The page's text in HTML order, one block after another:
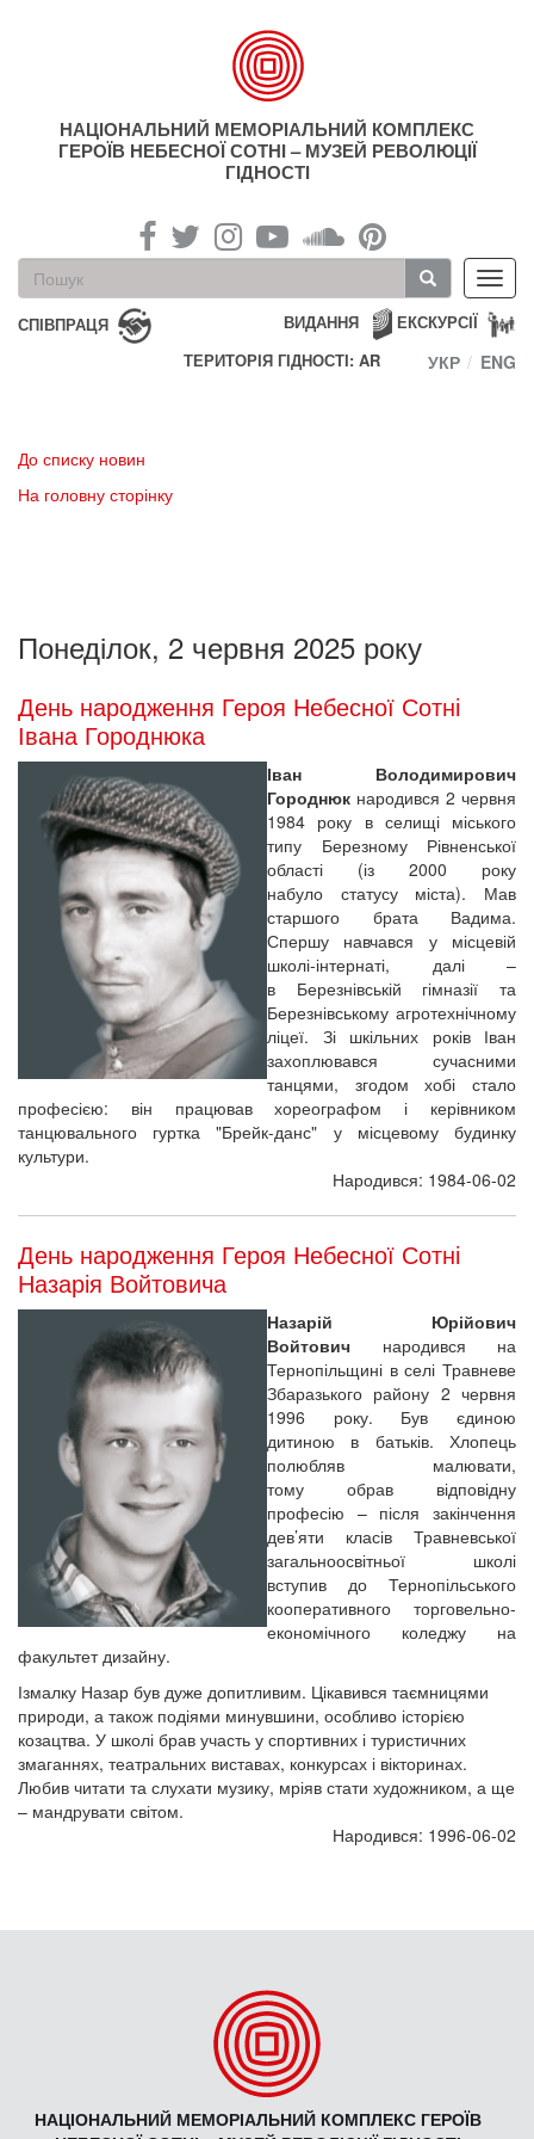
НАЦІОНАЛЬНИЙ МЕМОРІАЛЬНИЙ КОМПЛЕКС
ГЕРОЇВ НЕБЕСНОЇ СОТНІ – МУЗЕЙ РЕВОЛЮЦІЇ
ГІДНОСТІ
Пошукова
форма
Пошук
СПІВПРАЦЯ ЕКСКУРСІЇ
ВИДАННЯ
ТЕРИТОРІЯ ГІДНОСТІ: AR
УКР ENG
До списку новин
На головну сторінку
Понеділок, 2 червня 2025 року
День народження Героя Небесної Сотні
Івана Городнюка
Іван Володимирович
Городнюк народився 2 червня
1984 року в селищі міського
типу Березному Рівненської
області (із 2000 року
набуло статусу міста). Мав
старшого брата Вадима.
Спершу навчався у місцевій
школі-інтернаті, далі –
в Березнівській гімназії та
Березнівському агротехнічному
ліцеї. Зі шкільних років Іван
захоплювався сучасними
танцями, згодом хобі стало
професією: він працював хореографом і керівником
танцювального гуртка "Брейк-данс" у місцевому будинку
культури.
Народився: 1984-06-02
День народження Героя Небесної Сотні
Назарія Войтовича
Назарій Юрійович
Войтович народився на
Тернопільщині в селі Травневе
Збаразького району 2 червня
1996 року. Був єдиною
дитиною в батьків. Хлопець
полюбляв малювати,
тому обрав відповідну
професію – після закінчення
дев’яти класів Травневської
загальноосвітньої школі
вступив до Тернопільського
кооперативного торговельно-
економічного коледжу на
факультет дизайну.
Ізмалку Назар був дуже допитливим. Цікавився таємницями
природи, а також подіями минувшини, особливо історією
козацтва. У школі брав участь у спортивних і туристичних
змаганнях, театральних виставах, конкурсах і вікторинах.
Любив читати та слухати музику, мріяв стати художником, а ще
– мандрувати світом.
Народився: 1996-06-02
НАЦІОНАЛЬНИЙ МЕМОРІАЛЬНИЙ КОМПЛЕКС ГЕРОЇВ